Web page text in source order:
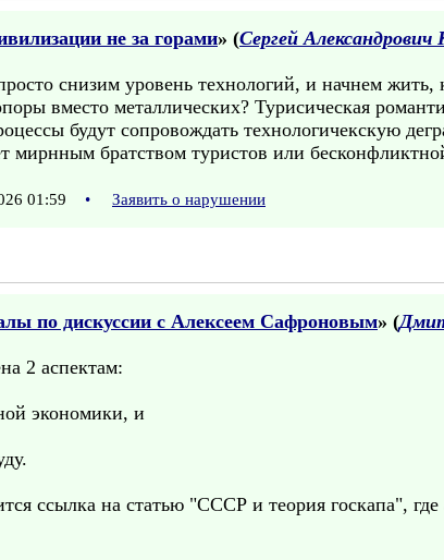
не за горами» (Сергей Александрович
снизим уровень технологий, и начнем
вместо металлических? Турисическая
будут сопровождать технологичекскую
мирнным братством туристов или
01:59 • Заявить о нарушении
по дискуссии с Алексеем Сафроновым» (
2 аспектам:
экономики, и
ссылка на статью "СССР и теория госкапа", где